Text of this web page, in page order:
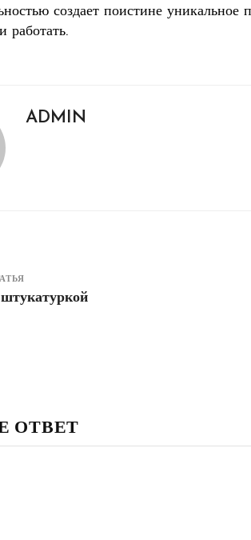
создает поистине уникальное
работать.
ADMIN
ОТВЕТ